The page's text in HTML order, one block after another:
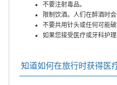
不要注射毒品。
限制饮酒。人们在醉酒时会
不要共用针头或任何可能
如果您接受医疗或牙科护
知道如何在旅行时获得医